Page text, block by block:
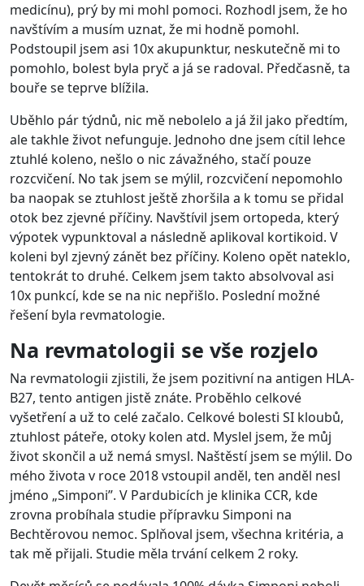
medicínu), prý by mi mohl pomoci. Rozhodl jsem, že ho
navštívím a musím uznat, že mi hodně pomohl.
Podstoupil jsem asi 10x akupunktur, neskutečně mi to
pomohlo, bolest byla pryč a já se radoval. Předčasně, ta
bouře se teprve blížila.
Uběhlo pár týdnů, nic mě nebolelo a já žil jako předtím,
ale takhle život nefunguje. Jednoho dne jsem cítil lehce
ztuhlé koleno, nešlo o nic závažného, stačí pouze
rozcvičení. No tak jsem se mýlil, rozcvičení nepomohlo
ba naopak se ztuhlost ještě zhoršila a k tomu se přidal
otok bez zjevné příčiny. Navštívil jsem ortopeda, který
výpotek vypunktoval a následně aplikoval kortikoid. V
koleni byl zjevný zánět bez příčiny. Koleno opět nateklo,
tentokrát to druhé. Celkem jsem takto absolvoval asi
10x punkcí, kde se na nic nepřišlo. Poslední možné
řešení byla revmatologie.
Na revmatologii se vše rozjelo
Na revmatologii zjistili, že jsem pozitivní na antigen HLA-
B27, tento antigen jistě znáte. Proběhlo celkové
vyšetření a už to celé začalo. Celkové bolesti SI kloubů,
ztuhlost páteře, otoky kolen atd. Myslel jsem, že můj
život skončil a už nemá smysl. Naštěstí jsem se mýlil. Do
mého života v roce 2018 vstoupil anděl, ten anděl nesl
jméno „Simponi”. V Pardubicích je klinika CCR, kde
zrovna probíhala studie přípravku Simponi na
Bechtěrovou nemoc. Splňoval jsem, všechna kritéria, a
tak mě přijali. Studie měla trvání celkem 2 roky.